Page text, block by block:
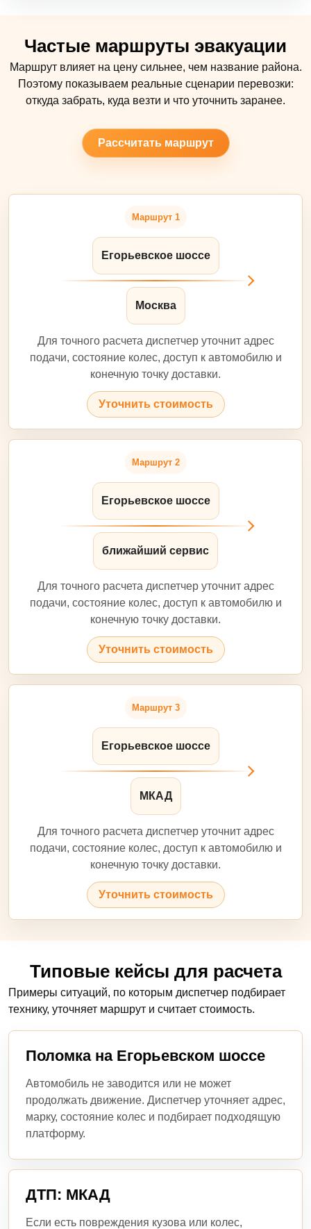
Частые маршруты эвакуации
Маршрут влияет на цену сильнее, чем название района.
Поэтому показываем реальные сценарии перевозки:
откуда забрать, куда везти и что уточнить заранее.
Рассчитать маршрут
Маршрут 1
Егорьевское шоссе
Москва
Для точного расчета диспетчер уточнит адрес
подачи, состояние колес, доступ к автомобилю и
конечную точку доставки.
Уточнить стоимость
Маршрут 2
Егорьевское шоссе
ближайший сервис
Для точного расчета диспетчер уточнит адрес
подачи, состояние колес, доступ к автомобилю и
конечную точку доставки.
Уточнить стоимость
Маршрут 3
Егорьевское шоссе
МКАД
Для точного расчета диспетчер уточнит адрес
подачи, состояние колес, доступ к автомобилю и
конечную точку доставки.
Уточнить стоимость
Типовые кейсы для расчета
Примеры ситуаций, по которым диспетчер подбирает
технику, уточняет маршрут и считает стоимость.
Поломка на Егорьевском шоссе
Автомобиль не заводится или не может
продолжать движение. Диспетчер уточняет адрес,
марку, состояние колес и подбирает подходящую
платформу.
ДТП: МКАД
Если есть повреждения кузова или колес,